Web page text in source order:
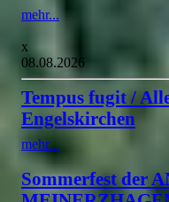
mehr...
x
08.08.2026
Tempus fugit /
Engelskirchen
mehr...
Sommerfest der